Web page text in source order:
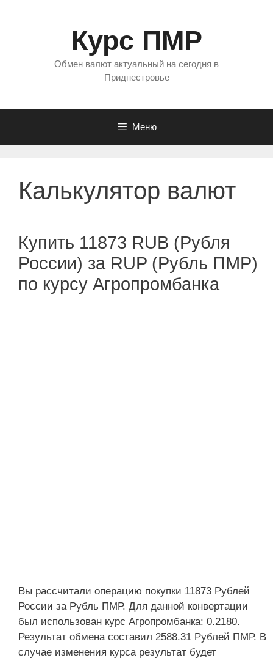
Курс ПМР
Обмен валют актуальный на сегодня в
Приднестровье
Меню
Калькулятор валют
Купить 11873 RUB (Рубля
России) за RUP (Рубль ПМР)
по курсу Агропромбанка
Вы рассчитали операцию покупки 11873 Рублей
России за Рубль ПМР. Для данной конвертации
был использован курс Агропромбанка: 0.2180.
Результат обмена составил 2588.31 Рублей ПМР. В
случае изменения курса результат будет